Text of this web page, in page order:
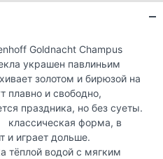
Goldnacht Champus
украшен павлиньим
золотом и бирюзой на
плавно и свободно,
праздника, но без суеты.
форма, в
и играет дольше.
тёплой водой с мягким